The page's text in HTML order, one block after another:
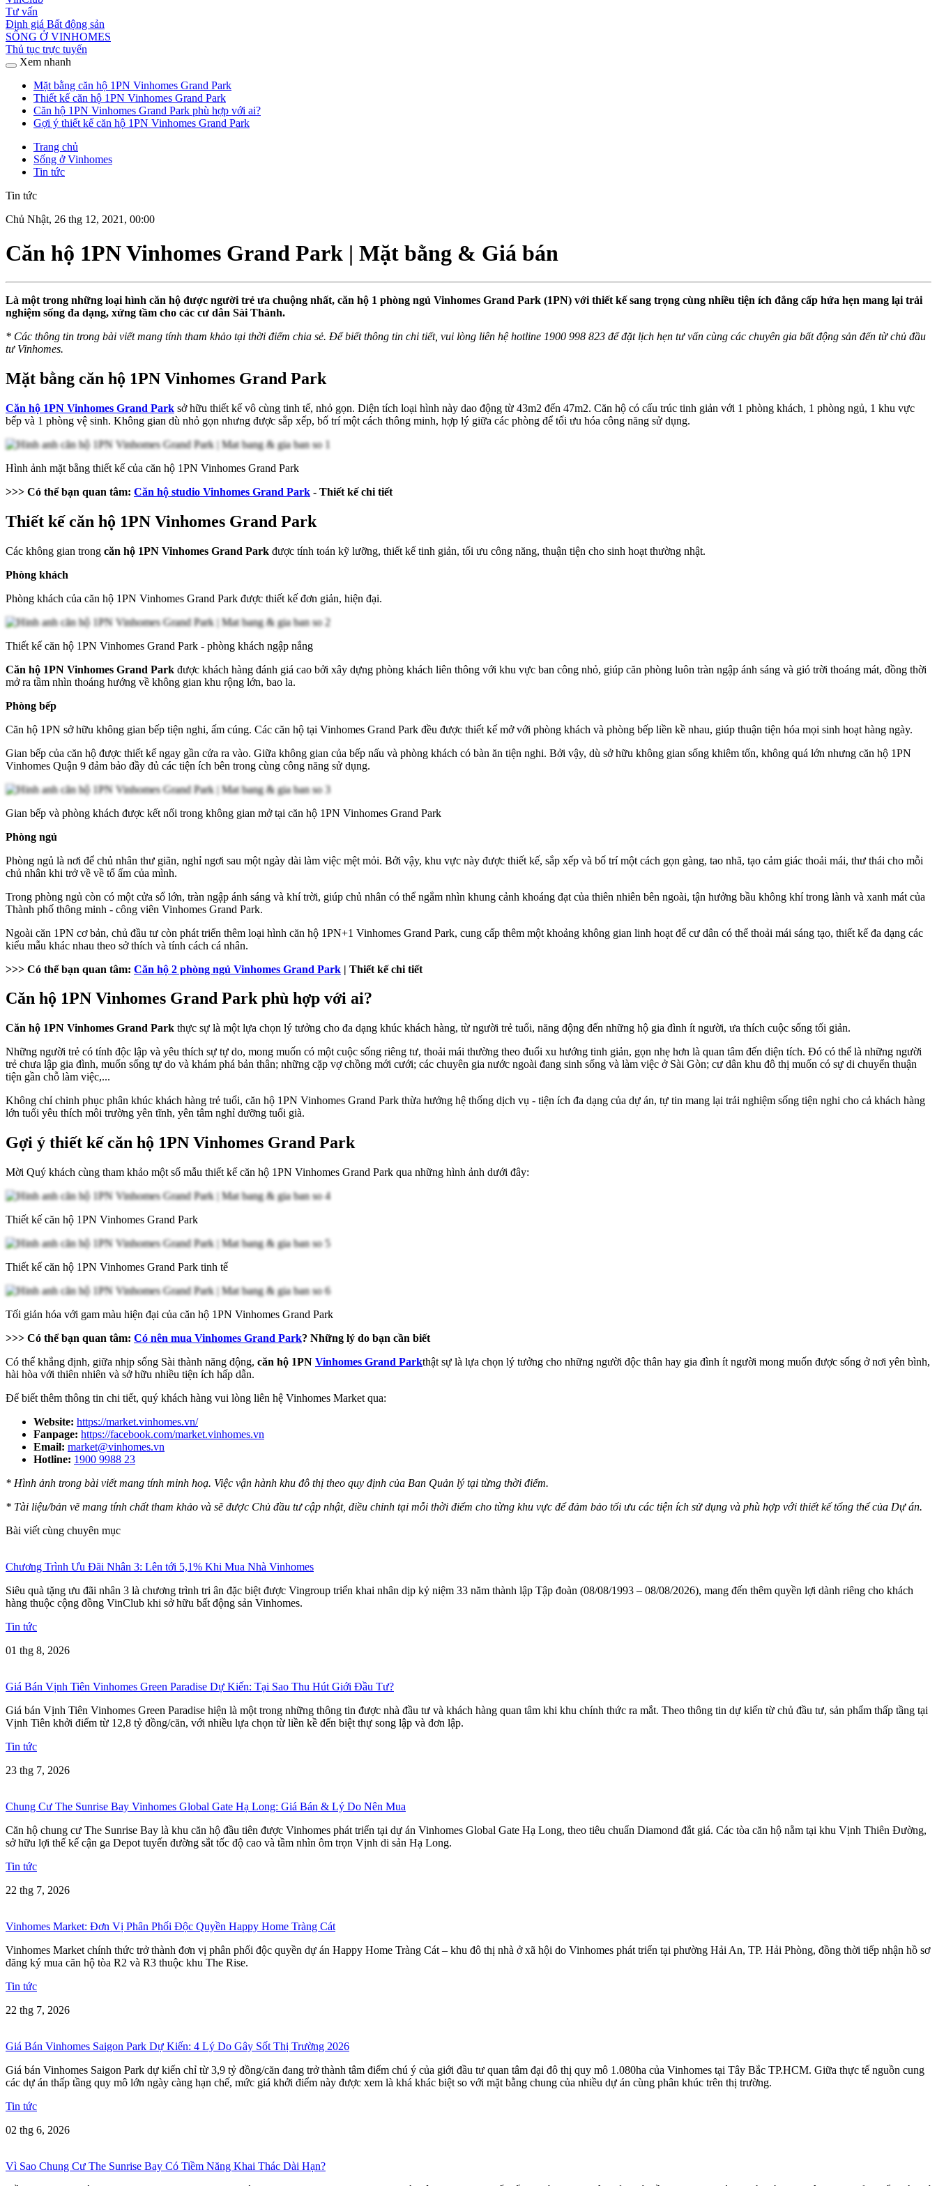
Tư vấn
Định giá Bất động sản
SỐNG Ở VINHOMES
Thủ tục trực tuyến
Xem nhanh
Mặt bằng căn hộ 1PN Vinhomes Grand Park
Thiết kế căn hộ 1PN Vinhomes Grand Park
Căn hộ 1PN Vinhomes Grand Park phù hợp với ai?
Gợi ý thiết kế căn hộ 1PN Vinhomes Grand Park
Trang chủ
Sống ở Vinhomes
Tin tức
Tin tức
Chủ Nhật, 26 thg 12, 2021, 00:00
Căn hộ 1PN Vinhomes Grand Park | Mặt bằng & Giá bán
Là một trong những loại hình căn hộ được người trẻ ưa chuộng nhất, căn hộ 1 phòng ngủ Vinhomes Grand Park (1PN) với thiết kế sang trọng cùng nhiều tiện ích đẳng cấp hứa hẹn mang lại trải
nghiệm sống đa dạng, xứng tầm cho các cư dân Sài Thành.
* Các thông tin trong bài viết mang tính tham khảo tại thời điểm chia sẻ. Để biết thông tin chi tiết, vui lòng liên hệ hotline 1900 998 823 để đặt lịch hẹn tư vấn cùng các chuyên gia bất động sản đến từ chủ đầu
tư Vinhomes.
Mặt bằng căn hộ 1PN Vinhomes Grand Park
Căn hộ 1PN Vinhomes Grand Park sở hữu thiết kế vô cùng tinh tế, nhỏ gọn. Diện tích loại hình này dao động từ 43m2 đến 47m2. Căn hộ có cấu trúc tinh giản với 1 phòng khách, 1 phòng ngủ, 1 khu vực
bếp và 1 phòng vệ sinh. Không gian dù nhỏ gọn nhưng được sắp xếp, bố trí một cách thông minh, hợp lý giữa các phòng để tối ưu hóa công năng sử dụng.
Hình ảnh mặt bằng thiết kế của căn hộ 1PN Vinhomes Grand Park
>>> Có thể bạn quan tâm: Căn hộ studio Vinhomes Grand Park - Thiết kế chi tiết
Thiết kế căn hộ 1PN Vinhomes Grand Park
Các không gian trong căn hộ 1PN Vinhomes Grand Park được tính toán kỹ lưỡng, thiết kế tinh giản, tối ưu công năng, thuận tiện cho sinh hoạt thường nhật.
Phòng khách
Phòng khách của căn hộ 1PN Vinhomes Grand Park được thiết kế đơn giản, hiện đại.
Thiết kế căn hộ 1PN Vinhomes Grand Park - phòng khách ngập nắng
Căn hộ 1PN Vinhomes Grand Park được khách hàng đánh giá cao bởi xây dựng phòng khách liên thông với khu vực ban công nhỏ, giúp căn phòng luôn tràn ngập ánh sáng và gió trời thoáng mát, đồng thời
mở ra tầm nhìn thoáng hướng về không gian khu rộng lớn, bao la.
Phòng bếp
Căn hộ 1PN sở hữu không gian bếp tiện nghi, ấm cúng. Các căn hộ tại Vinhomes Grand Park đều được thiết kế mở với phòng khách và phòng bếp liền kề nhau, giúp thuận tiện hóa mọi sinh hoạt hàng ngày.
Gian bếp của căn hộ được thiết kế ngay gần cửa ra vào. Giữa không gian của bếp nấu và phòng khách có bàn ăn tiện nghi. Bởi vậy, dù sở hữu không gian sống khiêm tốn, không quá lớn nhưng căn hộ 1PN
Vinhomes Quận 9 đảm bảo đầy đủ các tiện ích bên trong cùng công năng sử dụng.
Gian bếp và phòng khách được kết nối trong không gian mở tại căn hộ 1PN Vinhomes Grand Park
Phòng ngủ
Phòng ngủ là nơi để chủ nhân thư giãn, nghỉ ngơi sau một ngày dài làm việc mệt mỏi. Bởi vậy, khu vực này được thiết kế, sắp xếp và bố trí một cách gọn gàng, tao nhã, tạo cảm giác thoải mái, thư thái cho mỗi
chủ nhân khi trở về về tổ ấm của mình.
Trong phòng ngủ còn có một cửa sổ lớn, tràn ngập ánh sáng và khí trời, giúp chủ nhân có thể ngắm nhìn khung cảnh khoáng đạt của thiên nhiên bên ngoài, tận hưởng bầu không khí trong lành và xanh mát của
Thành phố thông minh - công viên Vinhomes Grand Park.
Ngoài căn 1PN cơ bản, chủ đầu tư còn phát triển thêm loại hình căn hộ 1PN+1 Vinhomes Grand Park, cung cấp thêm một khoảng không gian linh hoạt để cư dân có thể thoải mái sáng tạo, thiết kế đa dạng các
kiểu mẫu khác nhau theo sở thích và tính cách cá nhân.
>>> Có thể bạn quan tâm: Căn hộ 2 phòng ngủ Vinhomes Grand Park | Thiết kế chi tiết
Căn hộ 1PN Vinhomes Grand Park phù hợp với ai?
Căn hộ 1PN Vinhomes Grand Park thực sự là một lựa chọn lý tưởng cho đa dạng khúc khách hàng, từ người trẻ tuổi, năng động đến những hộ gia đình ít người, ưa thích cuộc sống tối giản.
Những người trẻ có tính độc lập và yêu thích sự tự do, mong muốn có một cuộc sống riêng tư, thoải mái thường theo đuổi xu hướng tinh giản, gọn nhẹ hơn là quan tâm đến diện tích. Đó có thể là những người
trẻ chưa lập gia đình, muốn sống tự do và khám phá bản thân; những cặp vợ chồng mới cưới; các chuyên gia nước ngoài đang sinh sống và làm việc ở Sài Gòn; cư dân khu đô thị muốn có sự di chuyển thuận
tiện gần chỗ làm việc,...
Không chỉ chinh phục phân khúc khách hàng trẻ tuổi, căn hộ 1PN Vinhomes Grand Park thừa hưởng hệ thống dịch vụ - tiện ích đa dạng của dự án, tự tin mang lại trải nghiệm sống tiện nghi cho cả khách hàng
lớn tuổi yêu thích môi trường yên tĩnh, yên tâm nghỉ dưỡng tuổi già.
Gợi ý thiết kế căn hộ 1PN Vinhomes Grand Park
Mời Quý khách cùng tham khảo một số mẫu thiết kế căn hộ 1PN Vinhomes Grand Park qua những hình ảnh dưới đây:
Thiết kế căn hộ 1PN Vinhomes Grand Park
Thiết kế căn hộ 1PN Vinhomes Grand Park tinh tế
Tối giản hóa với gam màu hiện đại của căn hộ 1PN Vinhomes Grand Park
>>> Có thể bạn quan tâm: Có nên mua Vinhomes Grand Park? Những lý do bạn cần biết
Có thể khẳng định, giữa nhịp sống Sài thành năng động, căn hộ 1PN Vinhomes Grand Parkthật sự là lựa chọn lý tưởng cho những người độc thân hay gia đình ít người mong muốn được sống ở nơi yên bình,
hài hòa với thiên nhiên và sở hữu nhiều tiện ích hấp dẫn.
Để biết thêm thông tin chi tiết, quý khách hàng vui lòng liên hệ Vinhomes Market qua:
Website: https://market.vinhomes.vn/
Fanpage: https://facebook.com/market.vinhomes.vn
Email: market@vinhomes.vn
Hotline: 1900 9988 23
* Hình ảnh trong bài viết mang tính minh hoạ. Việc vận hành khu đô thị theo quy định của Ban Quản lý tại từng thời điểm.
* Tài liệu/bản vẽ mang tính chất tham khảo và sẽ được Chủ đầu tư cập nhật, điều chỉnh tại mỗi thời điểm cho từng khu vực để đảm bảo tối ưu các tiện ích sử dụng và phù hợp với thiết kế tổng thể của Dự án.
Bài viết cùng chuyên mục
Chương Trình Ưu Đãi Nhân 3: Lên tới 5,1% Khi Mua Nhà Vinhomes
Siêu quà tặng ưu đãi nhân 3 là chương trình tri ân đặc biệt được Vingroup triển khai nhân dịp kỷ niệm 33 năm thành lập Tập đoàn (08/08/1993 – 08/08/2026), mang đến thêm quyền lợi dành riêng cho khách
hàng thuộc cộng đồng VinClub khi sở hữu bất động sản Vinhomes.
Tin tức
01 thg 8, 2026
Giá Bán Vịnh Tiên Vinhomes Green Paradise Dự Kiến: Tại Sao Thu Hút Giới Đầu Tư?
Giá bán Vịnh Tiên Vinhomes Green Paradise hiện là một trong những thông tin được nhà đầu tư và khách hàng quan tâm khi khu chính thức ra mắt. Theo thông tin dự kiến từ chủ đầu tư, sản phẩm thấp tầng tại
Vịnh Tiên khởi điểm từ 12,8 tỷ đồng/căn, với nhiều lựa chọn từ liền kề đến biệt thự song lập và đơn lập.
Tin tức
23 thg 7, 2026
Chung Cư The Sunrise Bay Vinhomes Global Gate Hạ Long: Giá Bán & Lý Do Nên Mua
Căn hộ chung cư The Sunrise Bay là khu căn hộ đầu tiên được Vinhomes phát triển tại dự án Vinhomes Global Gate Hạ Long, theo tiêu chuẩn Diamond đắt giá. Các tòa căn hộ nằm tại khu Vịnh Thiên Đường,
sở hữu lợi thế kế cận ga Depot tuyến đường sắt tốc độ cao và tầm nhìn ôm trọn Vịnh di sản Hạ Long.
Tin tức
22 thg 7, 2026
Vinhomes Market: Đơn Vị Phân Phối Độc Quyền Happy Home Tràng Cát
Vinhomes Market chính thức trở thành đơn vị phân phối độc quyền dự án Happy Home Tràng Cát – khu đô thị nhà ở xã hội do Vinhomes phát triển tại phường Hải An, TP. Hải Phòng, đồng thời tiếp nhận hồ sơ
đăng ký mua căn hộ tòa R2 và R3 thuộc khu The Rise.
Tin tức
22 thg 7, 2026
Giá Bán Vinhomes Saigon Park Dự Kiến: 4 Lý Do Gây Sốt Thị Trường 2026
Giá bán Vinhomes Saigon Park dự kiến chỉ từ 3,9 tỷ đồng/căn đang trở thành tâm điểm chú ý của giới đầu tư quan tâm đại đô thị quy mô 1.080ha của Vinhomes tại Tây Bắc TP.HCM. Giữa thực tế nguồn cung
các dự án thấp tầng quy mô lớn ngày càng hạn chế, mức giá khởi điểm này được xem là khá khác biệt so với mặt bằng chung của nhiều dự án cùng phân khúc trên thị trường.
Tin tức
02 thg 6, 2026
Vì Sao Chung Cư The Sunrise Bay Có Tiềm Năng Khai Thác Dài Hạn?